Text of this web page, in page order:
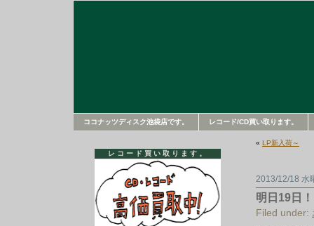
ココナッツディスク池袋店です。 レコード/CD買い取ります。
« LP新入荷～
2013/12/18 水
明日19日
Filed under:
レコード買い取ります。